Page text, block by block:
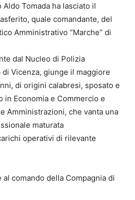
Tomada ha lasciato il
quale comandante, del
Amministrativo “Marche” di
dal Nucleo di Polizia
Vicenza, giunge il maggiore
di origini calabresi, sposato e
in Economia e Commercio e
Amministrazioni, che vanta una
maturata
operativi di rilevante
comando della Compagnia di